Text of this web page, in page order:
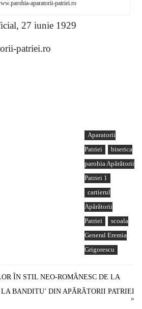
aparatorii-patriei.ro
27 iunie 1929
patriei.ro
Aparatorii
Patriei
biserica
parohia Apărătorii
Patriei 1
cartierul
Apărătorii
Patriei
scoala
General Eremia
Grigorescu
ÎN STIL NEO-ROMÂNESC DE LA
BANDITU’ DIN APĂRĂTORII PATRIEI
»